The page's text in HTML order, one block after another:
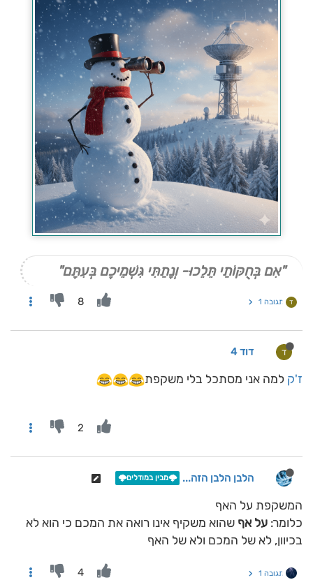
"אִם בְּחֻקּוֹתַי תֵּלֵכוּ- וְנָתַתִּי גִּשְׁמֵיכֶם בְּעִתָּם"
ד תגובה 1 8
ד דוד 4
ז'ק למה אני מסתכל בלי משקפת
2
הלבן הלבן הזה... 🌩️מבין במודלים🌩️
המשקפת על האף
כלומר: על אף שהוא משקיף אינו רואה את המכם כי הוא לא
בכיוון, לא של המכם ולא של האף
תגובה 1 4